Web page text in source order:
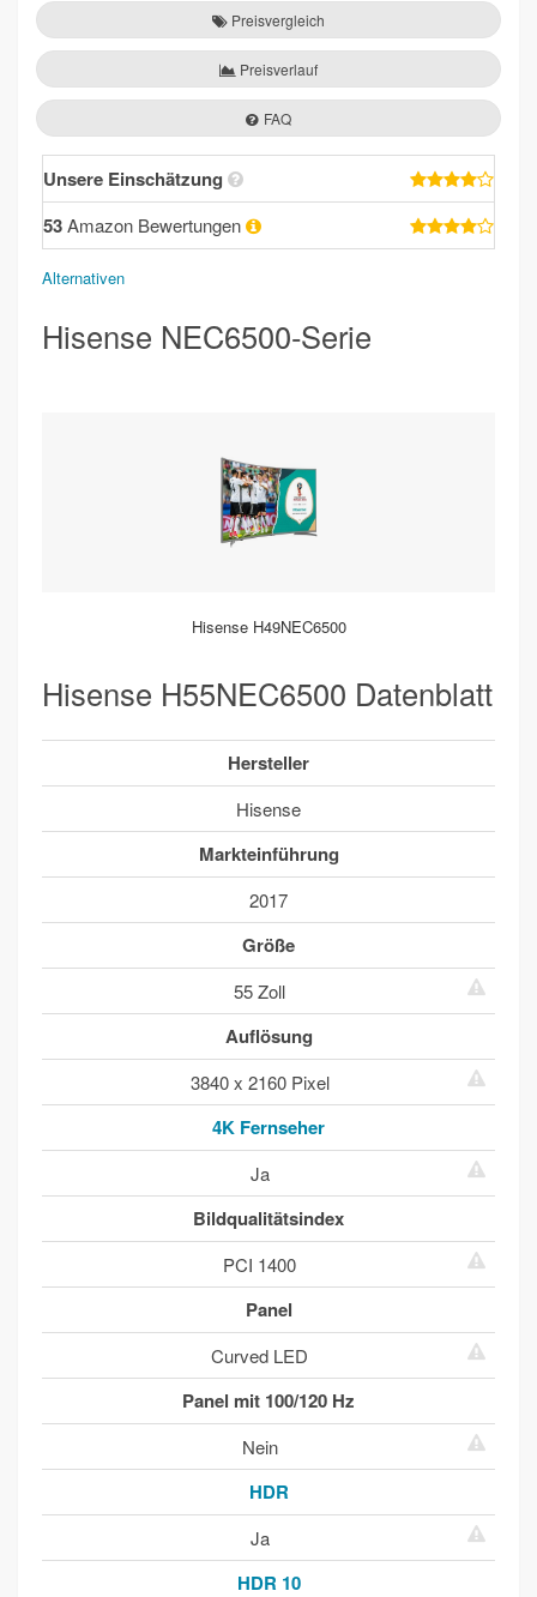
Preisvergleich
Preisverlauf
FAQ
Unsere Einschätzung
53Amazon Bewertungen
Alternativen
Hisense NEC6500-Serie
Hisense H49NEC6500
Hisense H55NEC6500 Datenblatt
Hersteller
Hisense
Markteinführung
2017
Größe
55 Zoll
Auflösung
3840 x 2160 Pixel
4K Fernseher
Ja
Bildqualitätsindex
PCI 1400
Panel
Curved LED
Panel mit 100/120 Hz
Nein
HDR
Ja
HDR 10